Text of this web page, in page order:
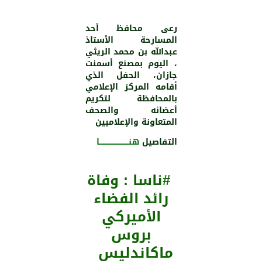
رعى محافظ أحد
المسارحة الأستاذ
عبدالله بن محمد الريثي
، اليوم بمصنع أسمنت
جازان، الحفل الذي
أقامه المركز الإعلامي
بالمحافظة لتكريم
أعضائه والصحف
المتعاونة والإعلاميين
التفاصيلهنـــــــــــــــــــــــــا
#ناسا : وفاة
رائد الفضاء
الأميركي
بروس
ماكاندليس